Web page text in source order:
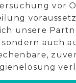
vor
unsere
auch